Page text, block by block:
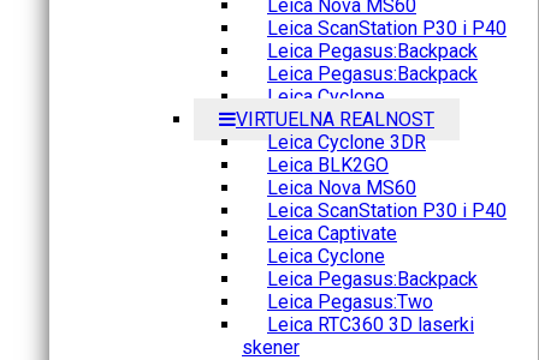
Leica Nova MS60
Leica ScanStation P30 i P40
Leica Pegasus:Backpack
Leica Pegasus:Backpack
Leica Cyclone
VIRTUELNA REALNOST
Leica Cyclone 3DR
Leica BLK2GO
Leica Nova MS60
Leica ScanStation P30 i P40
Leica Captivate
Leica Cyclone
Leica Pegasus:Backpack
Leica Pegasus:Two
Leica RTC360 3D laserki
skener